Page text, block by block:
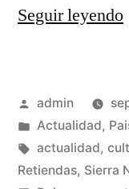
Seguir leyendo
Publicado
por
admin
Publicado
en
Actualidad,
Etiquetas:
actualidad,
Retiendas, Sierra